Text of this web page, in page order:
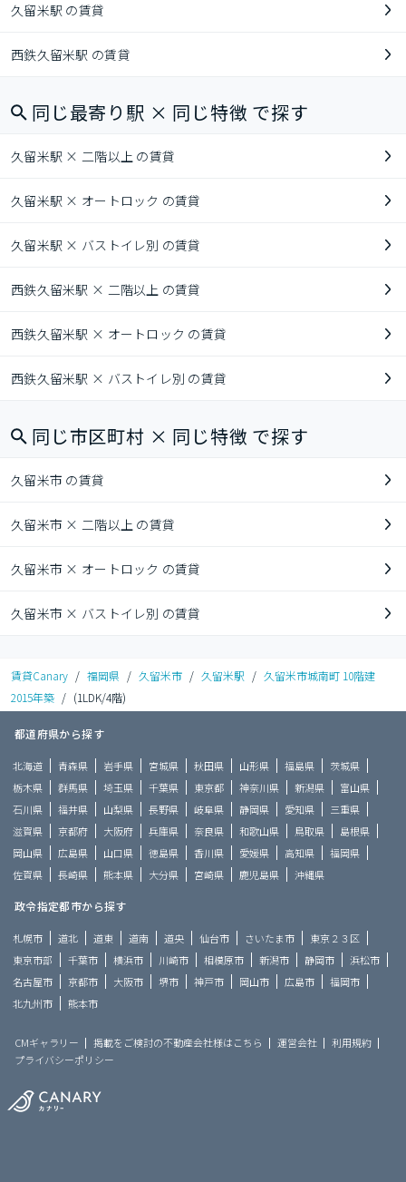
久留米駅 の賃貸
西鉄久留米駅 の賃貸
同じ最寄り駅 × 同じ特徴 で探す
久留米駅 × 二階以上 の賃貸
久留米駅 × オートロック の賃貸
久留米駅 × バストイレ別 の賃貸
西鉄久留米駅 × 二階以上 の賃貸
西鉄久留米駅 × オートロック の賃貸
西鉄久留米駅 × バストイレ別 の賃貸
同じ市区町村 × 同じ特徴 で探す
久留米市 の賃貸
久留米市 × 二階以上 の賃貸
久留米市 × オートロック の賃貸
久留米市 × バストイレ別 の賃貸
賃貸Canary / 福岡県 / 久留米市 / 久留米駅 / 久留米市城南町 10階建
2015年築 / (1LDK/4階)
都道府県から探す
北海道 青森県 岩手県 宮城県 秋田県 山形県 福島県
茨城県
栃木県
群馬県 埼玉県 千葉県 東京都 神奈川県 新潟県
富山県
石川県
福井県 山梨県 長野県 岐阜県 静岡県 愛知県
三重県
滋賀県
京都府 大阪府 兵庫県 奈良県 和歌山県 鳥取県
島根県
岡山県
広島県 山口県 徳島県 香川県 愛媛県 高知県
福岡県
佐賀県
長崎県 熊本県 大分県 宮崎県 鹿児島県 沖縄県
政令指定都市から探す
札幌市 道北 道東 道南 道央 仙台市 さいたま市
東京２３区
東京市部
千葉市 横浜市 川崎市 相模原市 新潟市 静岡市
浜松市
名古屋市
京都市 大阪市 堺市 神戸市 岡山市 広島市
福岡市
北九州市
熊本市
CMギャラリー 掲載をご検討の不動産会社様はこちら 運営会社
利用規約
プライバシーポリシー